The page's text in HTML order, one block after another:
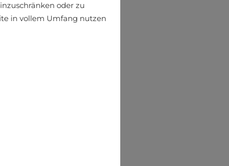
oder zu
in vollem Umfang nutzen